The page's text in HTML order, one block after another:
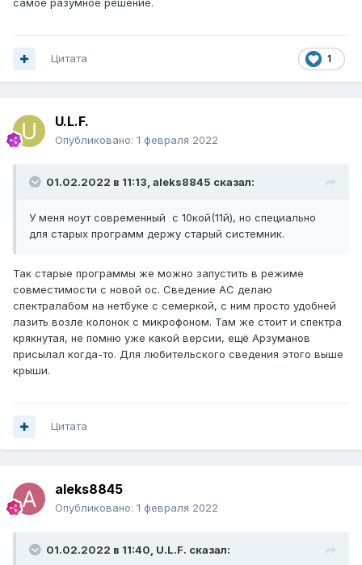
1
Цитата
U.L.F.
Опубликовано: 1 февраля 2022
01.02.2022 в 11:13, aleks8845 сказал:
У меня ноут современный с 10кой(11й), но специально
для старых программ держу старый системник.
Так старые программы же можно запустить в режиме
совместимости с новой ос. Сведение АС делаю
спектралабом на нетбуке с семеркой, с ним просто удобней
лазить возле колонок с микрофоном. Там же стоит и спектра
крякнутая, не помню уже какой версии, ещё Арзуманов
присылал когда-то. Для любительского сведения этого выше
крыши.
Цитата
aleks8845
Опубликовано: 1 февраля 2022
01.02.2022 в 11:40, U.L.F. сказал: